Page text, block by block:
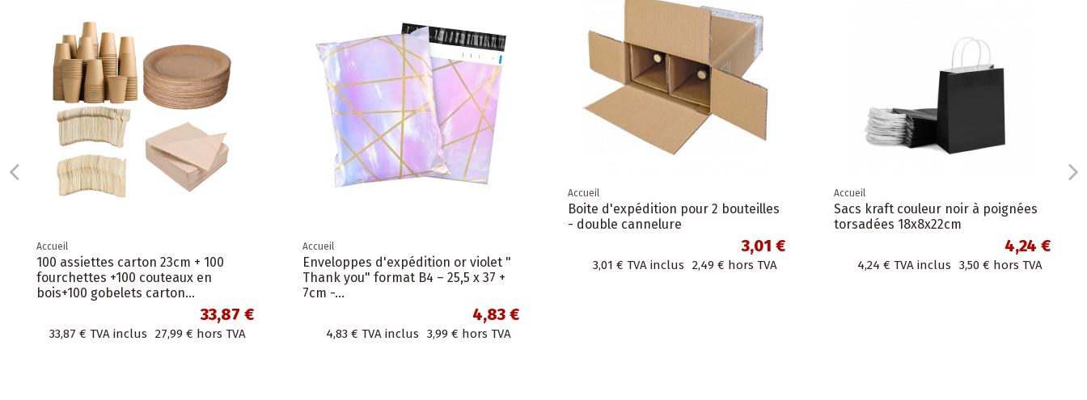
Accueil
100 assiettes carton 23cm + 100
fourchettes +100 couteaux en
bois+100 gobelets carton...
33,87 €
33,87 € TVA inclus 27,99 € hors TVA
Accueil
Enveloppes d'expédition or violet "
Thank you" format B4 – 25,5 x 37 +
7cm -...
4,83 €
4,83 € TVA inclus 3,99 € hors TVA
Accueil
Boite d'expédition pour 2 bouteilles
- double cannelure
3,01 €
3,01 € TVA inclus 2,49 € hors TVA
Accueil
Sacs kraft couleur noir à poignées
torsadées 18x8x22cm
4,24 €
4,24 € TVA inclus 3,50 € hors TVA